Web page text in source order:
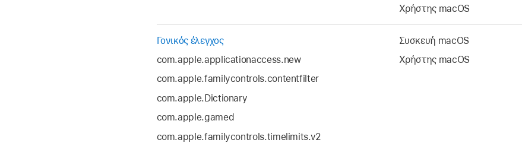
Χρήστης macOS
Γονικός έλεγχος
com.apple.applicationaccess.new
com.apple.familycontrols.contentfilter
com.apple.Dictionary
com.apple.gamed
com.apple.familycontrols.timelimits.v2
Συσκευή macOS
Χρήστης macOS